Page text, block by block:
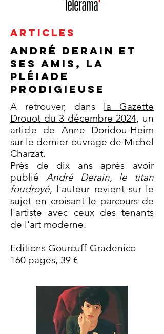
ARTICLES
André Derain et
ses amis, la
pléiade
prodigieuse
A retrouver, dans la Gazette
Drouot du 3 décembre 2024, un
article de Anne Doridou-Heim
sur le dernier ouvrage de Michel
Charzat.
Près de dix ans après avoir
publié André Derain, le titan
foudroyé, l'auteur revient sur le
sujet en croisant le parcours de
l'artiste avec ceux des tenants
de l'art moderne.
Editions Gourcuff-Gradenico
160 pages, 39 €